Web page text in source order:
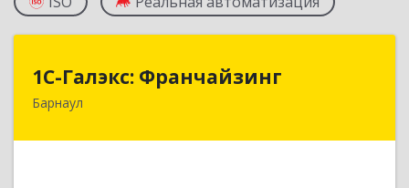
1С-Галэкс: Франчайзинг
Барнаул
1С-Галэкс: Франчайзинг
656015, Алтайский край, Барнаул г, Деповская